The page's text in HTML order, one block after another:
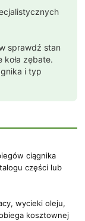
sprawdź stan
koła zębate.
i typ
ciągnika
części lub
wycieki oleju,
kosztownej